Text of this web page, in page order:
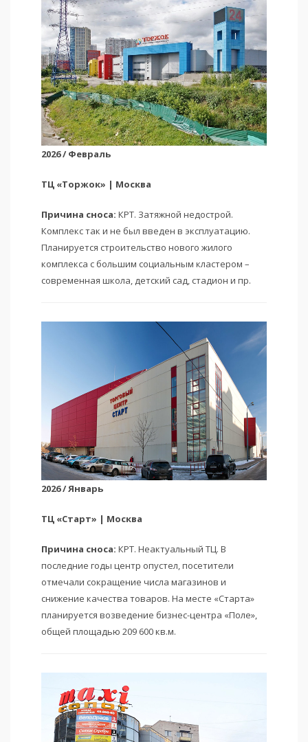
2026 / Февраль
ТЦ «Торжок» | Москва
Причина сноса: КРТ. Затяжной недострой.
Комплекс так и не был введен в эксплуатацию.
Планируется строительство нового жилого
комплекса с большим социальным кластером –
современная школа, детский сад, стадион и пр.
2026 / Январь
ТЦ «Старт» | Москва
Причина сноса: КРТ. Неактуальный ТЦ. В
последние годы центр опустел, посетители
отмечали сокращение числа магазинов и
снижение качества товаров. На месте «Старта»
планируется возведение бизнес-центра «Поле»,
общей площадью 209 600 кв.м.